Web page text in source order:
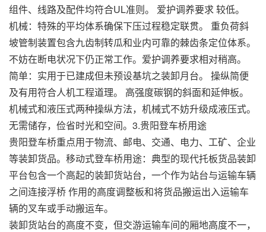
组件、线路及配件均符合UL准则。 爱护调养要求 较低。
机械：特殊的平均体系确保下压过程稳定联贯。 重负荷斜
坡管制装置包含九齿制转瓜和业内可靠的棘齿条定位体系。
不妨在断电状况下仍正常工作。爱护调养要求相对稍高。
简单：实用于已建成但未预设基坑之装卸月台。 操纵简便
及有用符合人机工程道理。 高强度碳钢的斜面和延伸板。
机械式和液压式两种操纵方法，机械式不妨升级成液压式。
无需储存，俭省时光和空间。3.贵阳登车桥用途
贵阳登车桥重点用于物流、邮电、交通、电力、工矿、企业
等装卸货品。移动式登车桥用途：典型的现代托板货品装卸
平台包含一个高起的装卸货站台，一个作为站台与运输车辆
之间连接浮桥 作用的高度调整板和将货品搬运出入运输车
辆的叉车或手动搬运车。
装卸货站台的高度不变，但交游运输车间的厢地高度不一，